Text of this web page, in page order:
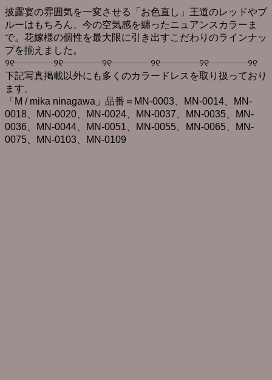
披露宴の雰囲気を一変させる「お色直し」王道のレッドやブ
ルーはもちろん、今の空気感を纏ったニュアンスカラーま
で。花嫁様の個性を最大限に引き出すこだわりのラインナッ
プを揃えました。
୨୧┈┈┈┈୨୧┈┈┈┈୨୧┈┈┈┈୨୧┈┈┈┈୨୧┈┈┈┈୨୧
下記写真掲載以外にも多くのカラードレスを取り扱っており
ます。
「M / mika ninagawa」品番＝MN-0003、MN-0014、MN-
0018、MN-0020、MN-0024、MN-0037、MN-0035、MN-
0036、MN-0044、MN-0051、MN-0055、MN-0065、MN-
0075、MN-0103、MN-0109